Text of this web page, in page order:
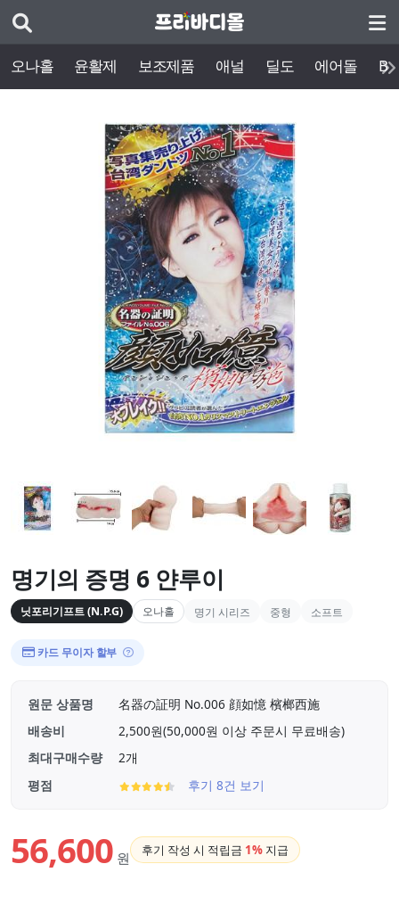
오나홀 윤활제 보조제품 애널 딜도 에어돌
명기의 증명 6 얀루이
닛포리기프트 (N.P.G) 오나홀 명기 시리즈 중형 소프트
카드 무이자 할부
원문 상품명
名器の証明 No.006 顔如憶 檳榔西施
배송비
2,500원(50,000원 이상 주문시 무료배송)
최대구매수량
2개
평점
후기 8건 보기
56,600 원 후기 작성 시 적립금 1% 지급